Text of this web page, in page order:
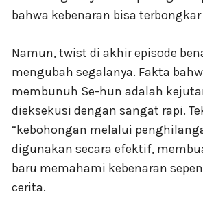
bahwa kebenaran bisa
Namun, twist di akhir episode
mengubah segalanya. Fakta
membunuh Se-hun adalah
dieksekusi dengan sangat rapi.
“kebohongan melalui
digunakan secara efektif,
baru memahami kebenaran
cerita.